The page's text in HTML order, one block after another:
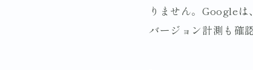
りません。Google
バージョン計測も確